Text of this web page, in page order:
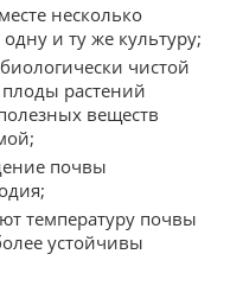
несколько
и ту же культуру;
чистой
растений
веществ
почвы
температуру почвы
устойчивы